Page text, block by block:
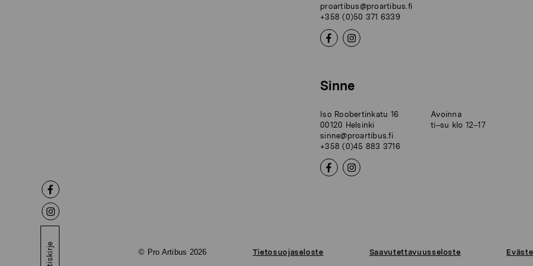
proartibus@proartibus.fi
+358 (0)50 371 6339
Sinne
Iso Roobertinkatu 16
00120 Helsinki
sinne@proartibus.fi
+358 (0)45 883 3716
Avoinna
ti–su klo 12–17
© Pro Artibus 2026 Tietosuojaseloste Saavutettavuusseloste